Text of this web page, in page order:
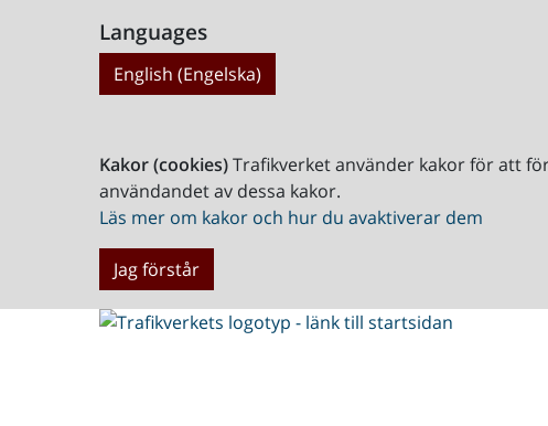
Languages
English (Engelska)
Kakor (cookies)Trafikverket använder kakor för att
användandet av dessa kakor.
Läs mer om kakor och hur du avaktiverar dem
Jag förstår